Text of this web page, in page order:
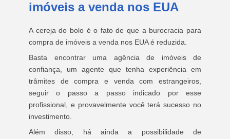
imóveis a venda nos EUA
A cereja do bolo é o fato de que a burocracia para
compra de imóveis a venda nos EUA é reduzida.
Basta encontrar uma agência de imóveis de
confiança, um agente que tenha experiência em
trâmites de compra e venda com estrangeiros,
seguir o passo a passo indicado por esse
profissional, e provavelmente você terá sucesso no
investimento.
Além disso, há ainda a possibilidade de